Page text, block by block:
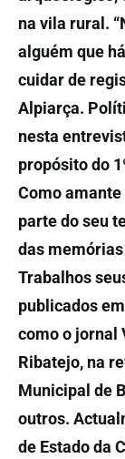
na vila rural.
alguém que
cuidar de
Alpiarça.
nesta
propósito do
Como
parte do seu
das
Trabalhos
publicados
como o jornal
Ribatejo, na
Municipal de
outros.
de Estado da